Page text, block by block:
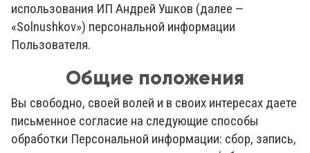
использования ИП Андрей Ушков (далее —
«Solnushkov») персональной информации
Пользователя.
Общие положения
Вы свободно, своей волей и в своих интересах даете
письменное согласие на следующие способы
обработки Персональной информации: сбор, запись,